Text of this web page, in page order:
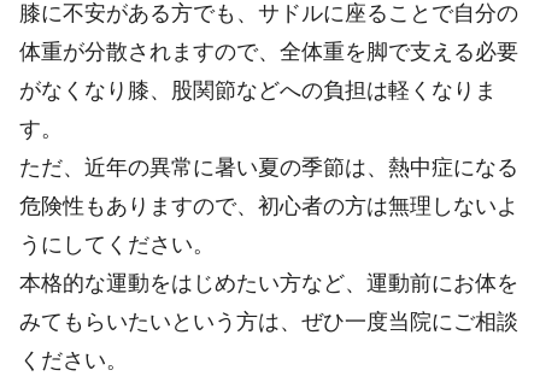
膝に不安がある方でも、サドルに座ることで自分の
体重が分散されますので、全体重を脚で支える必要
がなくなり膝、股関節などへの負担は軽くなりま
す。
ただ、近年の異常に暑い夏の季節は、熱中症になる
危険性もありますので、初心者の方は無理しないよ
うにしてください。
本格的な運動をはじめたい方など、運動前にお体を
みてもらいたいという方は、ぜひ一度当院にご相談
ください。